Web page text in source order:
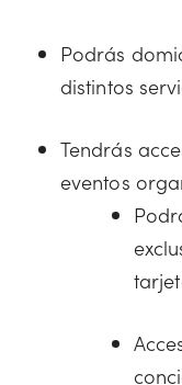
Podrás
distintos
Tendrás
eventos